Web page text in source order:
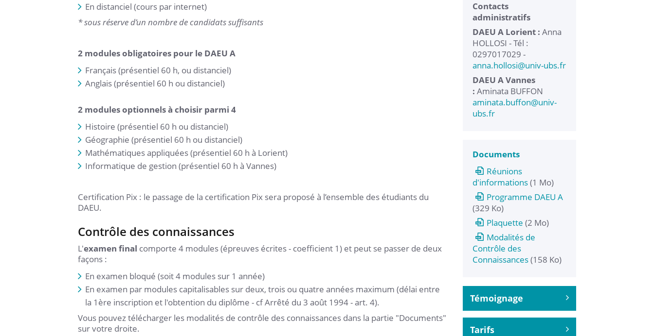
En distanciel (cours par internet)
* sous réserve d’un nombre de candidats suffisants
2 modules obligatoires pour le DAEU A
Français (présentiel 60 h, ou distanciel)
Anglais (présentiel 60 h ou distanciel)
2 modules optionnels à choisir parmi 4
Histoire (présentiel 60 h ou distanciel)
Géographie (présentiel 60 h ou distanciel)
Mathématiques appliquées (présentiel 60 h à Lorient)
Informatique de gestion (présentiel 60 h à Vannes)
Certification Pix : le passage de la certification Pix sera proposé à l’ensemble des étudiants du
DAEU.
Contrôle des connaissances
L'examen final comporte 4 modules (épreuves écrites - coefficient 1) et peut se passer de deux
façons :
En examen bloqué (soit 4 modules sur 1 année)
En examen par modules capitalisables sur deux, trois ou quatre années maximum (délai entre
la 1ère inscription et l'obtention du diplôme - cf Arrêté du 3 août 1994 - art. 4).
Vous pouvez télécharger les modalités de contrôle des connaissances dans la partie "Documents"
sur votre droite.
Contacts
administratifs
DAEU A Lorient : Anna
HOLLOSI - Tél :
0297017029 -
anna.hollosi@univ-ubs.fr
DAEU A Vannes
: Aminata BUFFON
aminata.buffon@univ-
ubs.fr
Documents
Réunions
d'informations(1 Mo)
Programme DAEU A
(329 Ko)
Plaquette (2 Mo)
Modalités de
Contrôle des
Connaissances(158 Ko)
Témoignage
Tarifs